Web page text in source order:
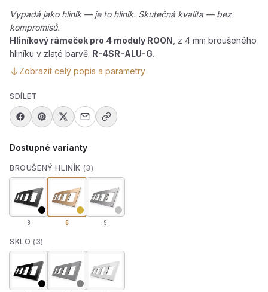
Vypadá jako hliník — je to hliník. Skutečná kvalita — bez
kompromisů.
Hliníkový rámeček pro 4 moduly ROON , z 4 mm broušeného
hliníku v zlaté barvě. R-4SR-ALU-G.
Zobrazit celý popis a parametry
SDÍLET
Dostupné varianty
BROUŠENÝ HLINÍK (3)
B G S
SKLO (3)